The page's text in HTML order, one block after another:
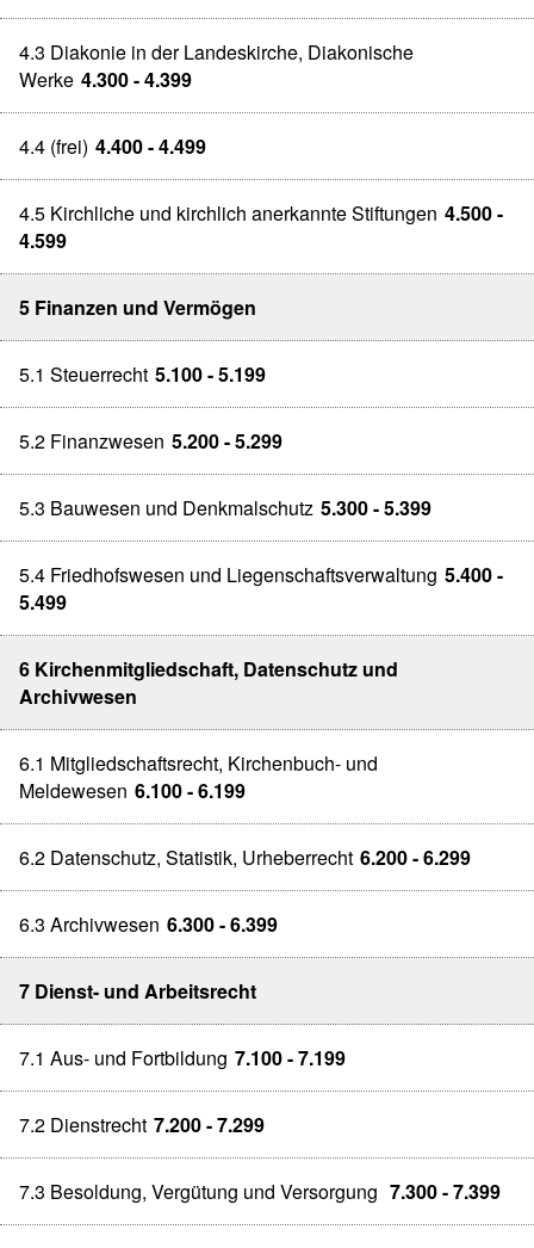
4.3 Diakonie in der Landeskirche, Diakonische
Werke 4.300 - 4.399
4.4 (frei) 4.400 - 4.499
4.5 Kirchliche und kirchlich anerkannte Stiftungen 4.500 -
4.599
5 Finanzen und Vermögen
5.1 Steuerrecht 5.100 - 5.199
5.2 Finanzwesen 5.200 - 5.299
5.3 Bauwesen und Denkmalschutz 5.300 - 5.399
5.4 Friedhofswesen und Liegenschaftsverwaltung 5.400 -
5.499
6 Kirchenmitgliedschaft, Datenschutz und
Archivwesen
6.1 Mitgliedschaftsrecht, Kirchenbuch- und
Meldewesen 6.100 - 6.199
6.2 Datenschutz, Statistik, Urheberrecht 6.200 - 6.299
6.3 Archivwesen 6.300 - 6.399
7 Dienst- und Arbeitsrecht
7.1 Aus- und Fortbildung 7.100 - 7.199
7.2 Dienstrecht 7.200 - 7.299
7.3 Besoldung, Vergütung und Versorgung 7.300 - 7.399